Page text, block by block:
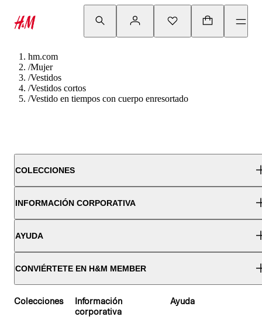
hm.com
/Mujer
/Vestidos
/Vestidos cortos
/Vestido en tiempos con cuerpo enresortado
COLECCIONES
INFORMACIÓN CORPORATIVA
AYUDA
CONVIÉRTETE EN H&M MEMBER
Colecciones
Información
corporativa
Ayuda